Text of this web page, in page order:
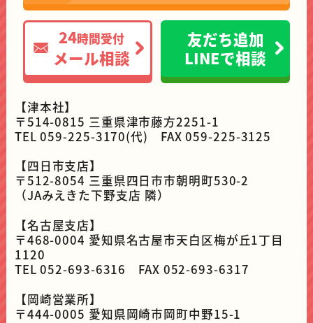
24時間受付
メール相談
友だち追加
LINEで相談
【津本社】
〒514-0815 三重県津市藤方2251-1
TEL 059-225-3170(代) FAX 059-225-3125
【四日市支店】
〒512-8054 三重県四日市市朝明町530-2
（JAみえきた下野支店 隣）
【名古屋支店】
〒468-0004 愛知県名古屋市天白区梅が丘1丁目
1120
TEL 052-693-6316 FAX 052-693-6317
【岡崎営業所】
〒444-0005 愛知県岡崎市岡町中野15-1